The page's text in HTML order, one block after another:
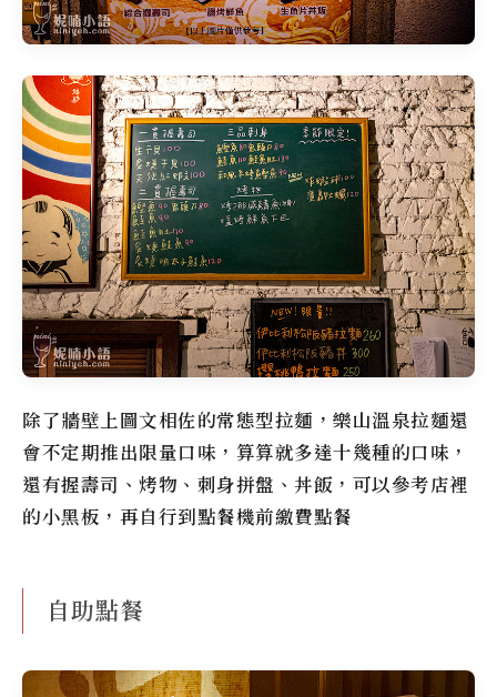
除了牆壁上圖文相佐的常態型拉麵， 樂山溫泉拉麵還
會不定期推出限量口味，算算就多達十幾種的口味，
還有握壽司、烤物、刺身拼盤、丼飯，可以參考店裡
的小黑板，再自行到點餐機前繳費點餐
自助點餐